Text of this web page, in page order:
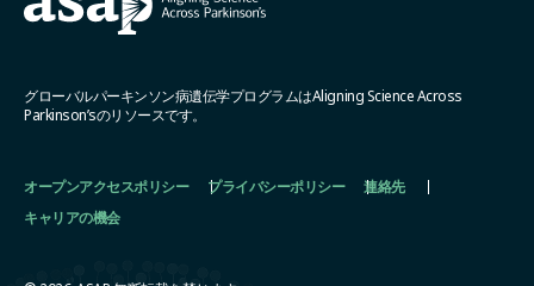
グローバルパーキンソン病遺伝学プログラムはAligning Science Across
Parkinson’sのリソースです。
オープンアクセスポリシー プライバシーポリシー
連絡先
キャリアの機会